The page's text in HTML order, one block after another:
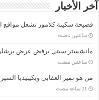
آخر الأخبار
فضيحة سكينة كلامور تشعل مواقع
‏ساعتين مضت
مانشستر سيتي يرفض عرض
‏ساعتين مضت
من هو نمير العقابي ويكيبيديا